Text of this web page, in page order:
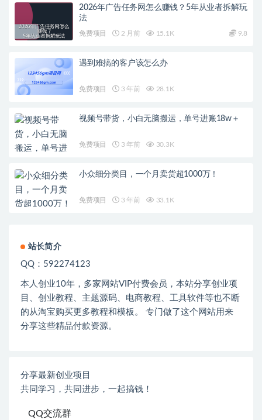
2026年广告任务网怎么赚钱？5年从业者拆解玩
法
免费项目 2 月前 15.1K 9.8
遇到难搞的客户该怎么办
免费项目 3 年前 28.1K
视频号带货，小白无脑搬运，单号进账18w＋
免费项目 3 年前 30.3K
小众细分类目，一个月卖货超1000万！
免费项目 3 年前 33.1K
站长简介
QQ：592274123
本人创业10年，多家网站VIP付费会员，本站分享创业项
目、创业教程、主题源码、电商教程、工具软件等也不断
的从淘宝购买更多教程和模板。 专门做了这个网站用来
分享这些精品付款资源。
分享最新创业项目
共同学习，共同进步，一起搞钱！
QQ交流群